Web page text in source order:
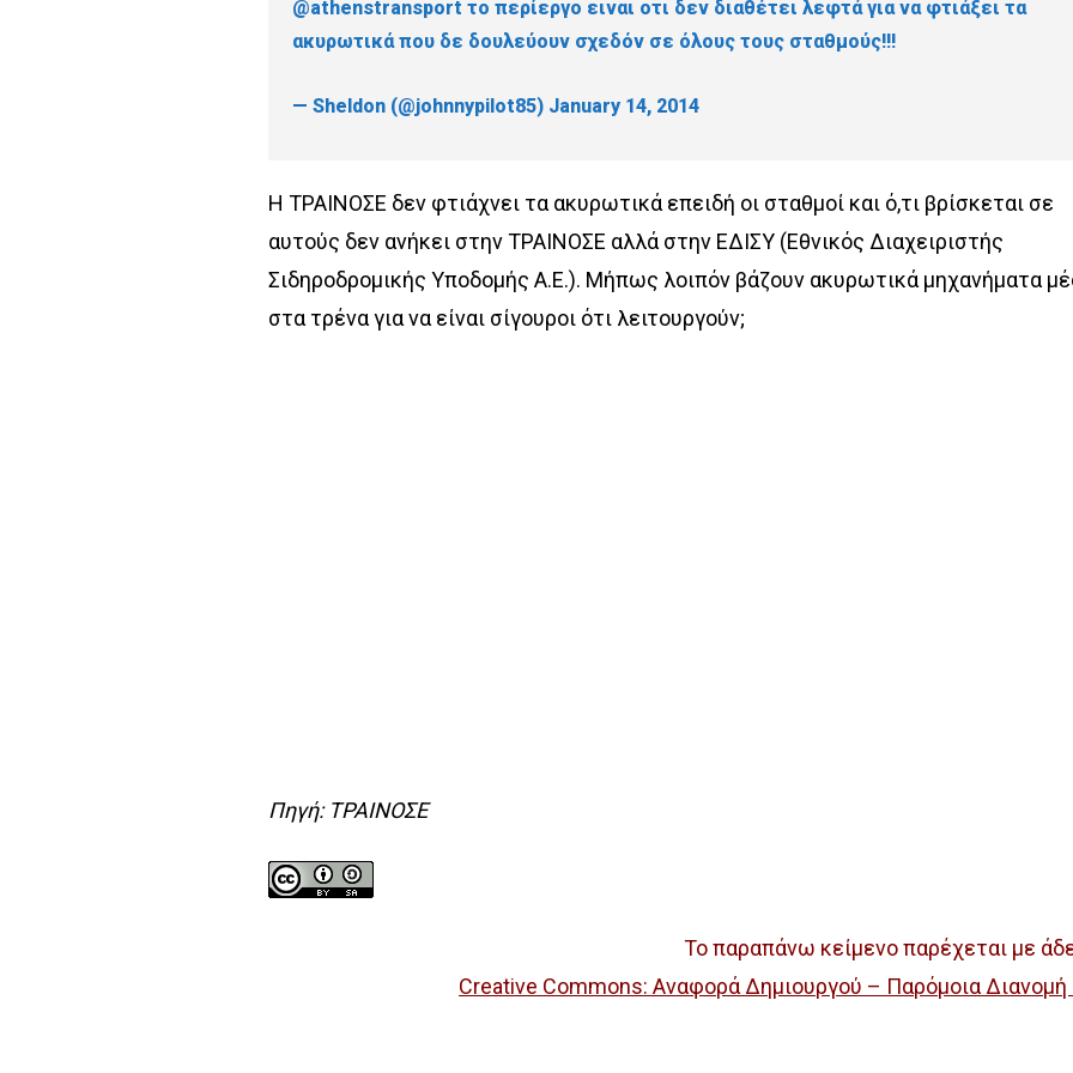
@athenstransport το περίεργο ειναι οτι δεν διαθέτει λεφτά για να φτιάξει τα
ακυρωτικά που δε δουλεύουν σχεδόν σε όλους τους σταθμούς!!!
— Sheldon (@johnnypilot85) January 14, 2014
Η ΤΡΑΙΝΟΣΕ δεν φτιάχνει τα ακυρωτικά επειδή οι σταθμοί και ό,τι βρίσκεται σε
αυτούς δεν ανήκει στην ΤΡΑΙΝΟΣΕ αλλά στην ΕΔΙΣΥ (Εθνικός Διαχειριστής
Σιδηροδρομικής Υποδομής Α.Ε.). Μήπως λοιπόν βάζουν ακυρωτικά μηχανήματα
στα τρένα για να είναι σίγουροι ότι λειτουργούν;
Πηγή: ΤΡΑΙΝΟΣΕ
Το παραπάνω κείμενο παρέχεται με
Creative Commons: Αναφορά Δημιουργού – Παρόμοια Διανομή